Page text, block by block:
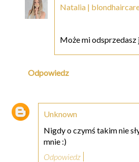
Natalia |
Może mi odsprzedasz
Odpowiedz
Unknown
Nigdy o czymś takim nie
mnie :)
Odpowiedz